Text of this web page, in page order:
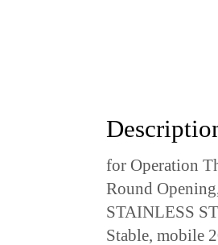
for Operation
Round
STAINLESS
Stable, mobile